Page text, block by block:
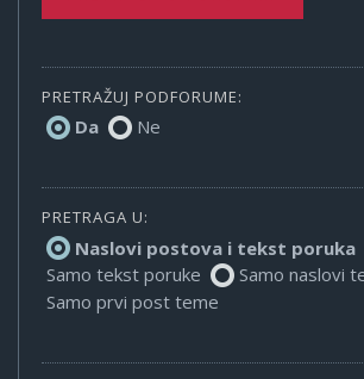
PRETRAŽUJ PODFORUME:
Da Ne
PRETRAGA U:
Naslovi postova i tekst poruka
Samo tekst poruke
Samo naslovi
Samo prvi post teme